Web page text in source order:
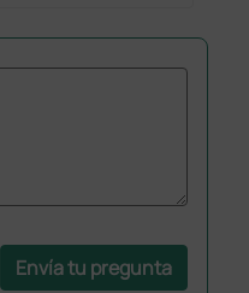
Envía tu pregunta